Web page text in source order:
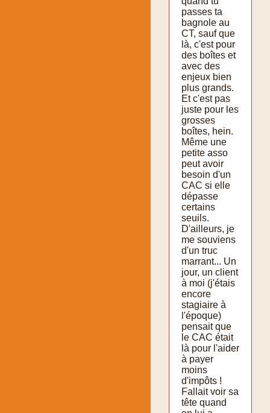
passes ta
bagnole au
CT, sauf que
là, c'est pour
des boîtes et
avec des
enjeux bien
plus grands.
Et c'est pas
juste pour les
grosses
boîtes, hein.
Même une
petite asso
peut avoir
besoin d'un
CAC si elle
dépasse
certains
seuils.
D'ailleurs, je
me souviens
d'un truc
marrant... Un
jour, un client
à moi (j'étais
encore
stagiaire à
l'époque)
pensait que
le CAC était
là pour l'aider
à payer
moins
d'impôts !
Fallait voir sa
tête quand